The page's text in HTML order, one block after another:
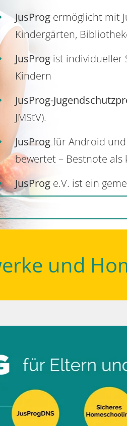
JusProg ermöglicht mit
Kindergärten,
JusProgist individueller
Kindern
JusProg-
JMStV).
JusProgfür Android und
bewertet – Bestnote als
JusProge.V. ist ein
und